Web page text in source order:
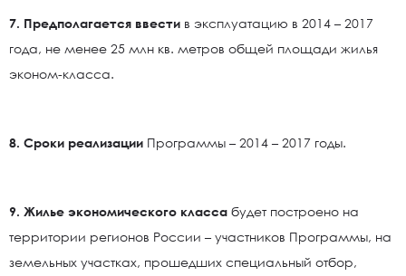
7. Предполагается ввести в эксплуатацию в 2014 – 2017
года, не менее 25 млн кв. метров общей площади жилья
эконом-класса.
8. Сроки реализации Программы – 2014 – 2017 годы.
9. Жилье экономического класса будет построено на
территории регионов России – участников Программы, на
земельных участках, прошедших специальный отбор,